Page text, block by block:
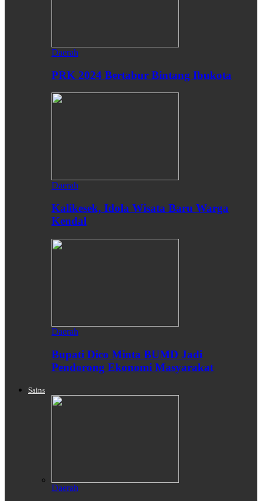
Daerah
PRK 2024 Bertabur Bintang Ibukota
Daerah
Kalikesek, Idola Wisata Baru Warga
Kendal
Daerah
Bupati Dico Minta BUMD Jadi
Pendorong Ekonomi Masyarakat
Sains
Daerah